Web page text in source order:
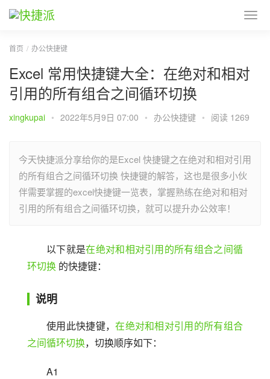
首页 办公快捷键
Excel 常用快捷键大全：在绝对和相对
引用的所有组合之间循环切换
xingkupai • 2022年5月9日 07:00 • 办公快捷键 • 阅读 1269
今天快捷派分享给你的是Excel 快捷键之在绝对和相对引用
的所有组合之间循环切换 快捷键的解答，这也是很多小伙
伴需要掌握的excel快捷键一览表，掌握熟练在绝对和相对
引用的所有组合之间循环切换，就可以提升办公效率！
以下就是在绝对和相对引用的所有组合之间循
环切换 的快捷键：
说明
使用此快捷键，在绝对和相对引用的所有组合
之间循环切换，切换顺序如下：
A1